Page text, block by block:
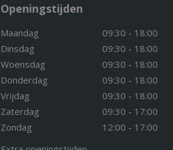
Openingstijden
Maandag
09:30 - 18:00
Dinsdag
09:30 - 18:00
Woensdag
09:30 - 18:00
Donderdag
09:30 - 18:00
Vrijdag
09:30 - 18:00
Zaterdag
09:30 - 17:00
Zondag
12:00 - 17:00